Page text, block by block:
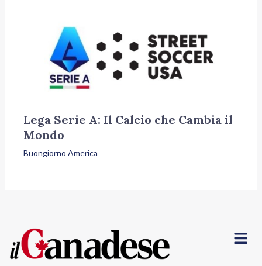
Lega Serie A: Il Calcio che Cambia il
Mondo
Buongiorno America
Menu